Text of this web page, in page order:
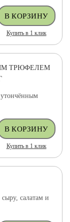
Купить в 1 клик
ТРЮФЕЛЕМ
Купить в 1 клик
салатам и